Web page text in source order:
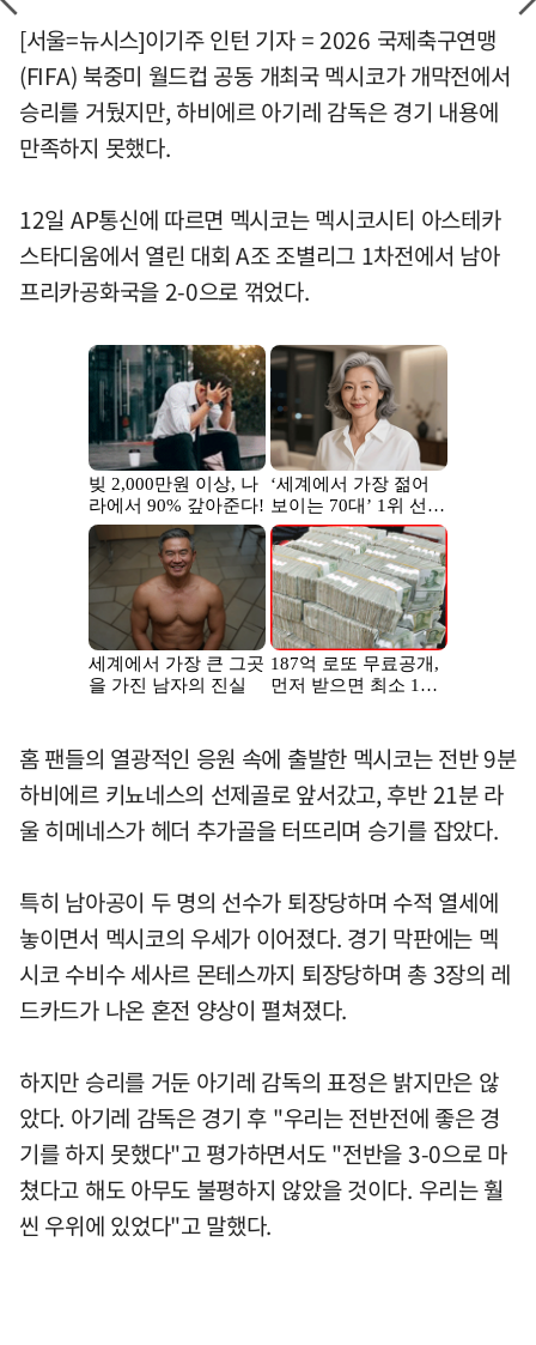
[서울=뉴시스]이기주 인턴 기자 = 2026 국제축구연맹
(FIFA) 북중미 월드컵 공동 개최국 멕시코가 개막전에서
승리를 거뒀지만, 하비에르 아기레 감독은 경기 내용에
만족하지 못했다.
12일 AP통신에 따르면 멕시코는 멕시코시티 아스테카
스타디움에서 열린 대회 A조 조별리그 1차전에서 남아
프리카공화국을 2-0으로 꺾었다.
홈 팬들의 열광적인 응원 속에 출발한 멕시코는 전반 9분
하비에르 키뇨네스의 선제골로 앞서갔고, 후반 21분 라
울 히메네스가 헤더 추가골을 터뜨리며 승기를 잡았다.
특히 남아공이 두 명의 선수가 퇴장당하며 수적 열세에
놓이면서 멕시코의 우세가 이어졌다. 경기 막판에는 멕
시코 수비수 세사르 몬테스까지 퇴장당하며 총 3장의 레
드카드가 나온 혼전 양상이 펼쳐졌다.
하지만 승리를 거둔 아기레 감독의 표정은 밝지만은 않
았다. 아기레 감독은 경기 후 "우리는 전반전에 좋은 경
기를 하지 못했다"고 평가하면서도 "전반을 3-0으로 마
쳤다고 해도 아무도 불평하지 않았을 것이다. 우리는 훨
씬 우위에 있었다"고 말했다.